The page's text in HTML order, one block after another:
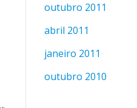
outubro 2011
abril 2011
janeiro 2011
outubro 2010